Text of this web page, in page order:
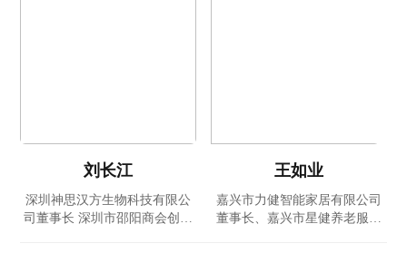
刘长江
深圳神思汉方生物科技有限公
司董事长 深圳市邵阳商会创会
王如业
嘉兴市力健智能家居有限公司
董事长、嘉兴市星健养老服务